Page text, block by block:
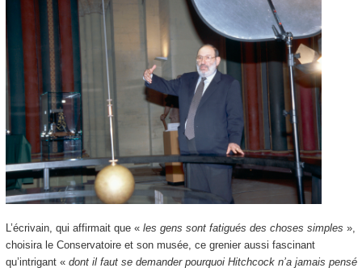
L’écrivain, qui affirmait que « les gens sont fatigués des choses simples »,
choisira le Conservatoire et son musée, ce grenier aussi fascinant
qu’intrigant « dont il faut se demander pourquoi Hitchcock n’a jamais pensé